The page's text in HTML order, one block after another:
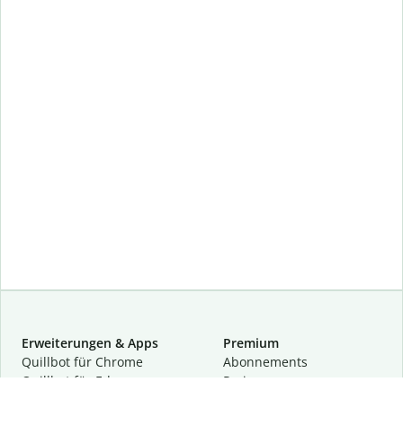
Erweiterungen & Apps
Quillbot für Chrome
Quillbot für Edge
Premium
Abon­ne­ments
Preise